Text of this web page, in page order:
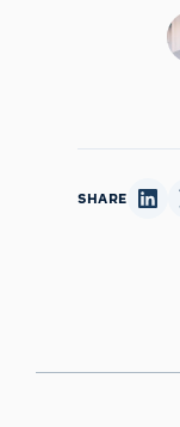
SHARE